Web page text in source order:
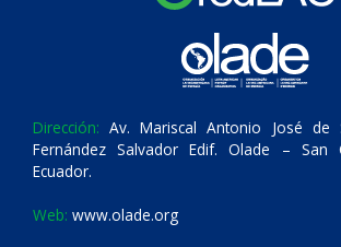
Dirección: Av. Mariscal Antonio José de
Fernández Salvador Edif. Olade – San
Ecuador.
Web: www.olade.org